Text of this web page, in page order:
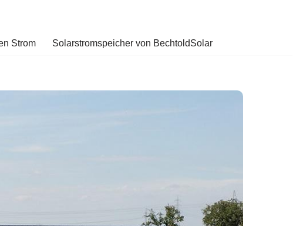
Strom
Solarstromspeicher von BechtoldSolar